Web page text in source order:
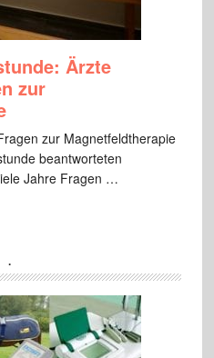
Ärzte
zur
zur Magnetfeldtherapie
beantworteten
Jahre Fragen …
.